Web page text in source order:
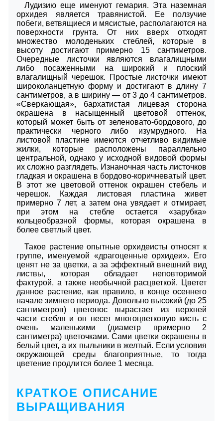
Лудизию еще именуют гемария. Эта наземная
орхидея является травянистой. Ее ползучие
побеги, ветвящиеся и мясистые, располагаются на
поверхности грунта. От них вверх отходят
множество молоденьких стеблей, которые в
высоту достигают примерно 15 сантиметров.
Очередные листочки являются влагалищными
либо посаженными на широкий и плоский
влагалищный черешок. Простые листочки имеют
широколанцетную форму и достигают в длину 7
сантиметров, а в ширину ― от 3 до 4 сантиметров.
«Сверкающая», бархатистая лицевая сторона
окрашена в насыщенный цветовой оттенок,
который может быть от зеленовато-бордового, до
практически черного либо изумрудного. На
листовой пластине имеются отчетливо видимые
жилки, которые расположены параллельно
центральной, однако у исходной видовой формы
их сложно разглядеть. Изнаночная часть листочков
гладкая и окрашена в бордово-коричневатый цвет.
В этот же цветовой оттенок окрашен стебель и
черешок. Каждая листовая пластина живет
примерно 7 лет, а затем она увядает и отмирает,
при этом на стебле остается «зарубка»
кольцеобразной формы, которая окрашена в
более светлый цвет.
Такое растение опытные орхидеисты относят к
группе, именуемой «драгоценные орхидеи». Его
ценят не за цветки, а за эффектный внешний вид
листвы, которая обладает неповторимой
фактурой, а также необычной расцветкой. Цветет
данное растение, как правило, в конце осеннего
начале зимнего периода. Довольно высокий (до 25
сантиметров) цветонос вырастает из верхней
части стебля и он несет многоцветковую кисть с
очень маленькими (диаметр примерно 2
сантиметра) цветочками. Сами цветки окрашены в
белый цвет, а их пыльники в желтый. Если условия
окружающей среды благоприятные, то тогда
цветение продлится более 1 месяца.
КРАТКОЕ ОПИСАНИЕ
ВЫРАЩИВАНИЯ